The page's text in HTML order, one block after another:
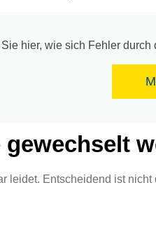
Sie hier, wie sich Fehler
leidet. Entscheidend ist